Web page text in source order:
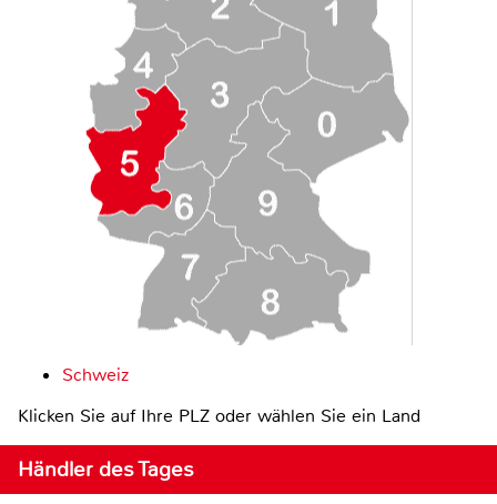
Schweiz
Klicken Sie auf Ihre PLZ oder wählen Sie ein Land
Händler des Tages